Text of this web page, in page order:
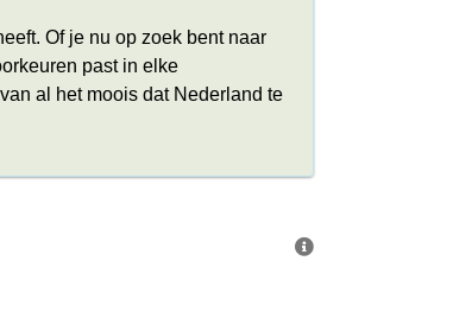
Of je nu op zoek bent naar
past in elke
al het moois dat Nederland te